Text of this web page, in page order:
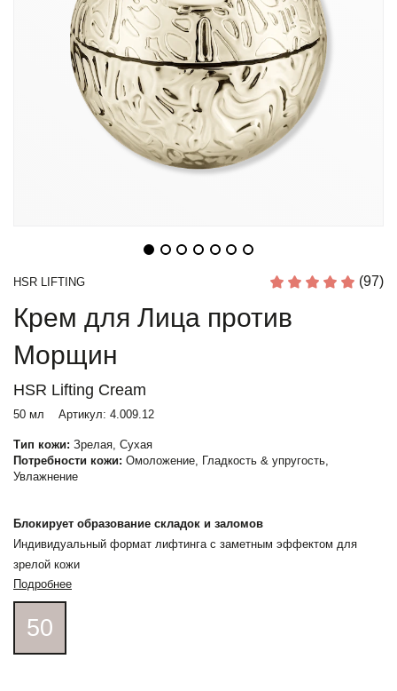
HSR LIFTING (97)
Крем для Лица против
Морщин
HSR Lifting Cream
50 мл Артикул: 4.009.12
Тип кожи: Зрелая, Сухая
Потребности кожи: Омоложение, Гладкость & упругость,
Увлажнение
Блокирует образование складок и заломов
Индивидуальный формат лифтинга с заметным эффектом для
зрелой кожи
Подробнее
50